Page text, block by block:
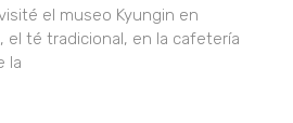
el museo Kyungin en
el té tradicional, en la cafetería
la